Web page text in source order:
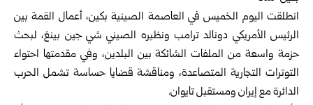
انطلقت اليوم الخميس في العاصمة الصينية بكين، أعمال القمة بين
الرئيس الأمريكي دونالد ترامب ونظيره الصيني شي جين بينغ، لبحث
حزمة واسعة من الملفات الشائكة بين البلدين، وفي مقدمتها احتواء
التوترات التجارية المتصاعدة، ومناقشة قضايا حساسة تشمل الحرب
الدائرة مع إيران ومستقبل تايوان.